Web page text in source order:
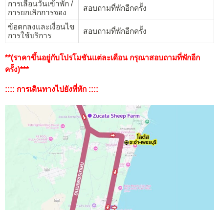
การเลื่อนวันเข้าพัก /
การยกเลิกการจอง
สอบถามที่พักอีกครั้ง
ข้อตกลงและเงื่อนไข
การใช้บริการ
สอบถามที่พักอีกครั้ง
**(ราคาขึ้นอยู่กับโปรโมชันแต่ละเดือน กรุณาสอบถามที่พักอีก
ครั้ง)***
:::: การเดินทางไปยังที่พัก ::::